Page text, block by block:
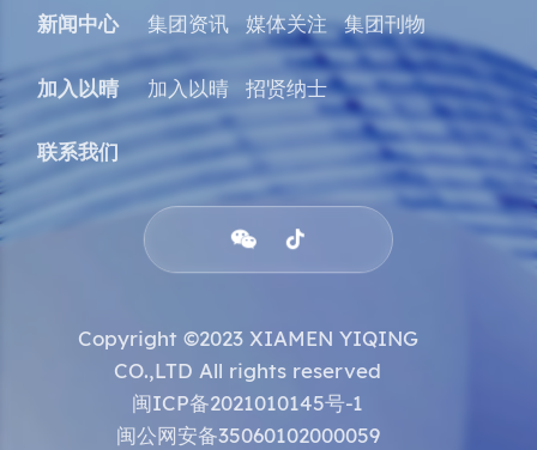
新闻中心 集团资讯 媒体关注 集团刊物
加入以晴 加入以晴 招贤纳士
联系我们
 
Copyright ©2023 XIAMEN YIQING
CO.,LTD All rights reserved
闽ICP备2021010145号-1
闽公网安备35060102000059